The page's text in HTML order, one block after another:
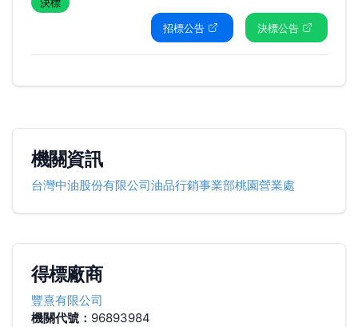
招標公告
決標公告
機關資訊
台灣中油股份有限公司油品行銷事業部桃園營業處
得標廠商
豐熹有限公司
機關代號： 96893984